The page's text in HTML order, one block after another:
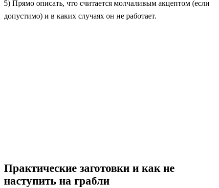
5) Прямо описать, что считается молчаливым акцептом (если
допустимо) и в каких случаях он не работает.
Практические заготовки и как не
наступить на грабли